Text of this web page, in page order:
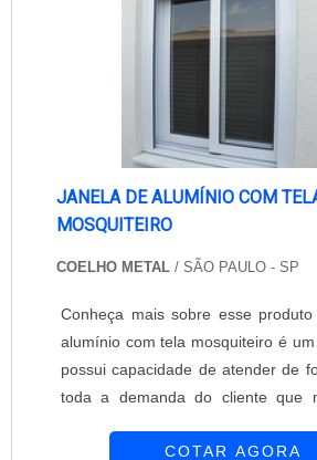
JANELA DE ALUMÍNIO COM
MOSQUITEIRO
COELHO METAL / SÃO PAULO - SP
Conheça mais sobre esse produto A janela de
alumínio com tela mosquiteiro é
possui capacidade de atender de
toda a demanda do cliente que
decoração do ambiente. A
COTAR AGORA